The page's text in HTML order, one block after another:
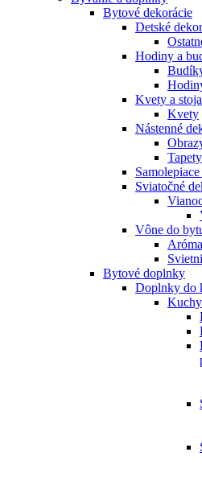
Bytové dekorácie
Detské
Hodiny a
Kvety a
Kvety
Nástenné
Tapety
Sviatočné
Vône do
Bytové doplnky
Doplnky do